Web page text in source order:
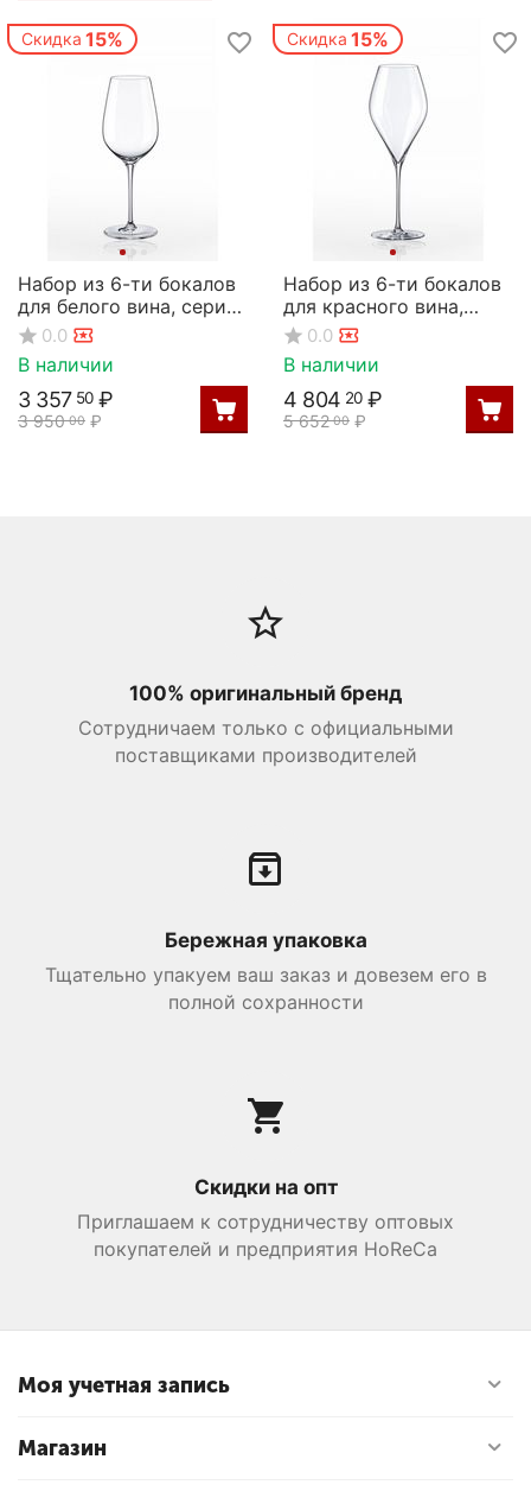
Скидка 15%
Набор из 6-ти бокалов
для белого вина, серия
Prestige, 340 мл, Rona
0.0
В наличии
3 950 00 ₽
3 357 50 ₽
Скидка 15%
Набор из 6-ти бокалов
для красного вина,
серия Swan, 560 мл,
Rona
0.0
В наличии
5 652 00 ₽
4 804 20 ₽
100% оригинальный бренд
Сотрудничаем только с официальными
поставщиками производителей
Бережная упаковка
Тщательно упакуем ваш заказ и довезем его в
полной сохранности
Скидки на опт
Приглашаем к сотрудничеству оптовых
покупателей и предприятия HoReCa
Моя учетная запись
Магазин